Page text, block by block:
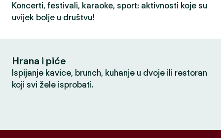
Koncerti, festivali, karaoke, sport: aktivnosti koje su
uvijek bolje u društvu!
Hrana i piće
Ispijanje kavice, brunch, kuhanje u dvoje ili restoran
koji svi žele isprobati.